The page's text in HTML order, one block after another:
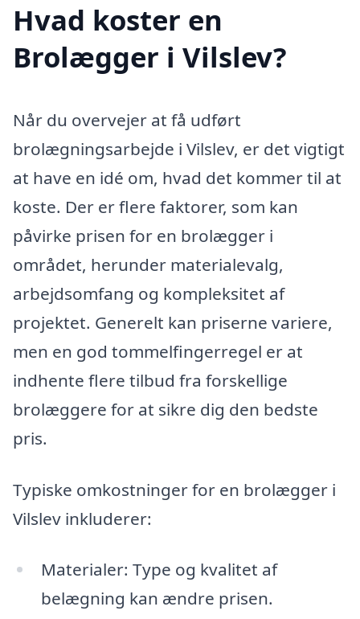
Hvad koster en
Brolægger i Vilslev?
Når du overvejer at få udført
brolægningsarbejde i Vilslev, er det vigtigt
at have en idé om, hvad det kommer til at
koste. Der er flere faktorer, som kan
påvirke prisen for en brolægger i
området, herunder materialevalg,
arbejdsomfang og kompleksitet af
projektet. Generelt kan priserne variere,
men en god tommelfingerregel er at
indhente flere tilbud fra forskellige
brolæggere for at sikre dig den bedste
pris.
Typiske omkostninger for en brolægger i
Vilslev inkluderer:
Materialer: Type og kvalitet af
belægning kan ændre prisen.